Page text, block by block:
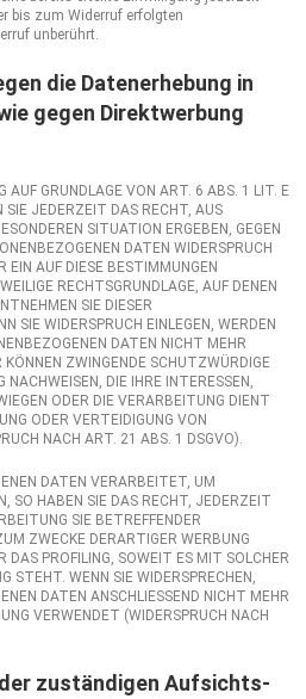
bis zum Widerruf erfolgten
unberührt.
die Datenerhebung in
gegen Direktwerbung
AUF GRUNDLAGE VON ART. 6 ABS. 1 LIT. E
SIE JEDERZEIT DAS RECHT, AUS
SITUATION ERGEBEN, GEGEN
DATEN WIDERSPRUCH
EIN AUF DIESE BESTIMMUNGEN
RECHTSGRUNDLAGE, AUF DENEN
SIE DIESER
SIE WIDERSPRUCH EINLEGEN, WERDEN
DATEN NICHT MEHR
ZWINGENDE SCHUTZWÜRDIGE
NACHWEISEN, DIE IHRE INTERESSEN,
ODER DIE VERARBEITUNG DIENT
ODER VERTEIDIGUNG VON
NACH ART. 21 ABS. 1 DSGVO).
DATEN VERARBEITET, UM
SO HABEN SIE DAS RECHT, JEDERZEIT
SIE BETREFFENDER
ZWECKE DERARTIGER WERBUNG
DAS PROFILING, SOWEIT ES MIT SOLCHER
STEHT. WENN SIE WIDERSPRECHEN,
DATEN ANSCHLIESSEND NICHT MEHR
VERWENDET (WIDERSPRUCH NACH
zuständigen Aufsichts­